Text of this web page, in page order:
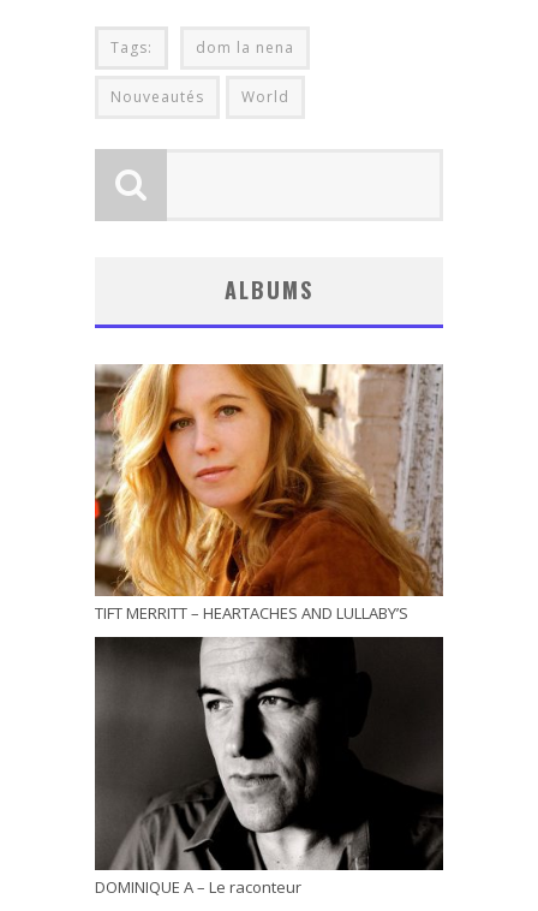
Tags: dom la nena
Nouveautés World
ALBUMS
TIFT MERRITT – HEARTACHES AND LULLABY’S
DOMINIQUE A – Le raconteur